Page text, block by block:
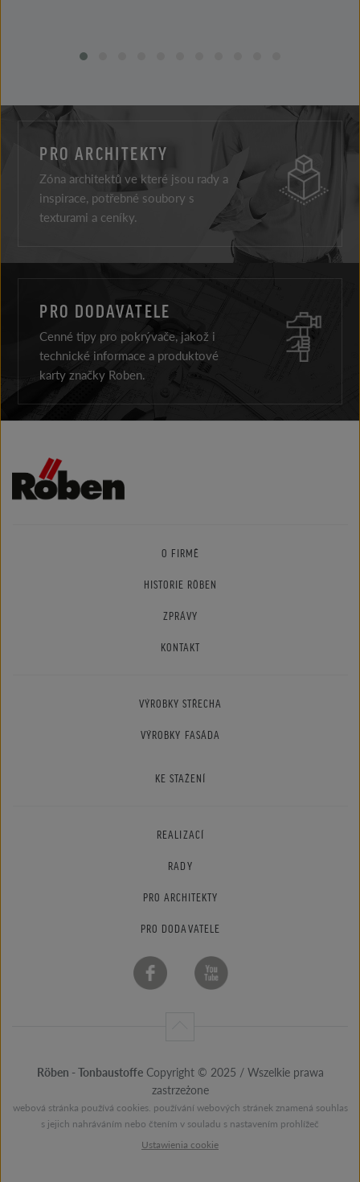
PRO ARCHITEKTY
Zóna architektů ve které jsou rady a
inspirace, potřebné soubory s
texturami a ceníky.
PRO DODAVATELE
Cenné tipy pro pokrývače, jakož i
technické informace a produktové
karty značky Roben.
O FIRMĚ
HISTORIE RÖBEN
ZPRÁVY
KONTAKT
VÝROBKY STŘECHA
VÝROBKY FASÁDA
KE STAŽENÍ
REALIZACÍ
RADY
PRO ARCHITEKTY
PRO DODAVATELE
Röben - TonbaustoffeCopyright © 2025 / Wszelkie prawa
zastrzeżone
webová stránka používá cookies. používání webových stránek znamená souhlas
s jejich nahráváním nebo čtením v souladu s nastavením prohlížeč
Ustawienia cookie